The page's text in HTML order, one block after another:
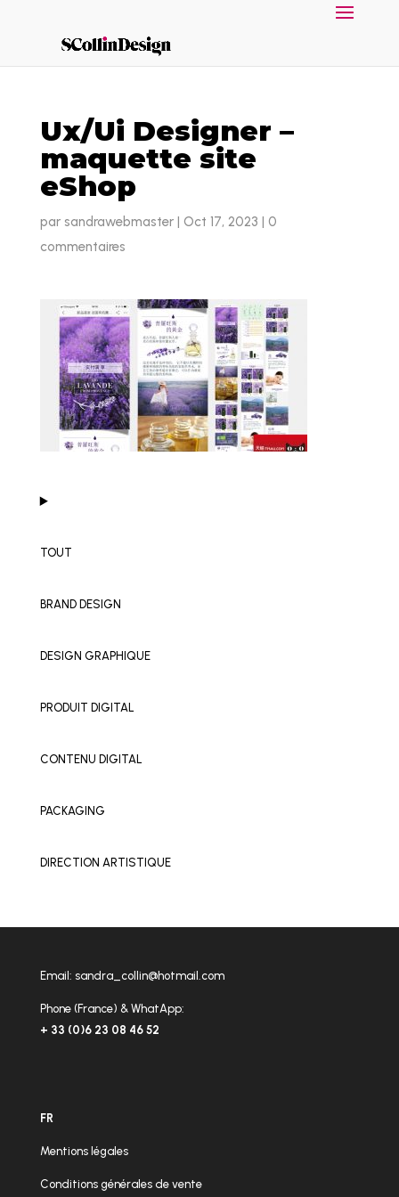
Ux/Ui Designer –
maquette site
eShop
par sandrawebmaster| Oct 17, 2023 | 0
commentaires
TOUT
BRAND DESIGN
DESIGN GRAPHIQUE
PRODUIT DIGITAL
CONTENU DIGITAL
PACKAGING
DIRECTION ARTISTIQUE
Email: sandra_collin@hotmail.com
Phone (France) & WhatApp:
+ 33 (0)6 23 08 46 52
FR
Mentions légales
Conditions générales de vente